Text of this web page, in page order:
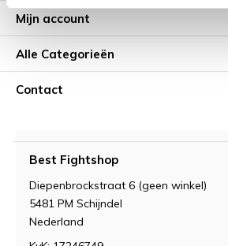
Mijn account
Alle Categorieën
Contact
Best Fightshop
Diepenbrockstraat 6 (geen winkel)
5481 PM Schijndel
Nederland